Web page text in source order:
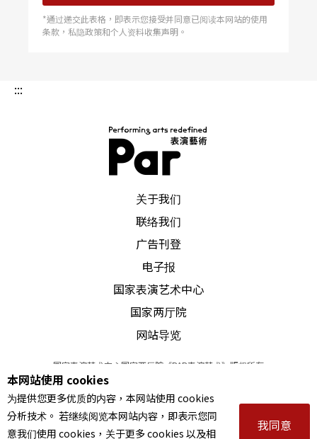
单人无言剧为出发点，配合多媒体的投影互动，表
现人在困境当中的荒芜，在法国VIA艺术节首演后，
最新独舞作品
的惊人能量，这次在波茨坦的演出将是德国首演。
两位舞者都是从台湾出发，孙尚绮到德国，苏文琪
到比利时，欧陆的冲击在两人身上绽放沉静的力
量，台湾舞者的实力让人无法忽视。
「波茨坦舞蹈日」明年将与柏林新的舞蹈场地「河
岸工作室」（Uferstudio）合作，柏林、波茨坦两
城串连举办舞蹈节，主办单位面临邻居柏林众多的
艺术节竞争压力，展现了无畏的扩大举办决心。
相关网站：波茨坦工厂www.fabrikpotsdam.de/
*通过递交此表格，即表示您接受并同意已阅读本网站的使用
条款，私隐政策和个人资料收集声明。
:::
关于我们
联络我们
广告刊登
电子报
国家表演艺术中心
国家两厅院
网站导览
国家表演艺术中心国家两厅院《PAR表演艺术》版权所有
© 2022Performing arts redefined. All Rights Reserved
统一编号 Tax Id number 00973926
本站所提供相关演出资讯，如有异动应以主办单位公告为准。
服务条款｜隐私权声明｜著作权声明
本网站使用 cookies
为提供您更多优质的内容，本网站使用 cookies
分析技术。 若继续阅览本网站内容，即表示您同
意我们使用 cookies，关于更多 cookies 以及相
我同意